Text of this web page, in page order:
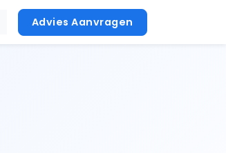
Advies Aanvragen